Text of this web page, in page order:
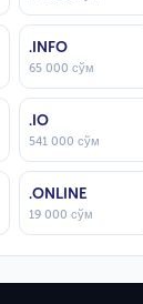
.INFO
65 000 сўм
.IO
541 000 сўм
.ONLINE
19 000 сўм